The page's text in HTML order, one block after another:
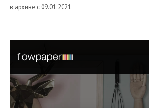
в архиве с 09.01.2021